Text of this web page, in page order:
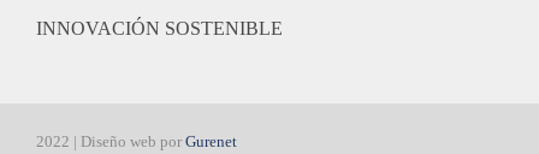
INNOVACIÓN SOSTENIBLE
2022 | Diseño web por Gurenet